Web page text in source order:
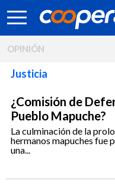
OPINIÓN
Justicia
¿Comisión de
Pueblo Mapuche?
La culminación de la
hermanos mapuches fue
una...